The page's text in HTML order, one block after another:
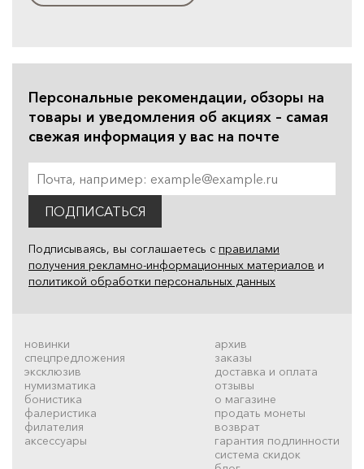
Персональные рекомендации, обзоры на
товары и уведомления об акциях – самая
свежая информация у вас на почте
ПОДПИСАТЬСЯ
Подписываясь, вы соглашаетесь с правилами
получения рекламно-информационных материалов и
политикой обработки персональных данных
новинки
спецпредложения
эксклюзив
нумизматика
бонистика
фалеристика
филателия
аксессуары
архив
заказы
доставка и оплата
отзывы
о магазине
продать монеты
возврат
гарантия подлинности
система скидок